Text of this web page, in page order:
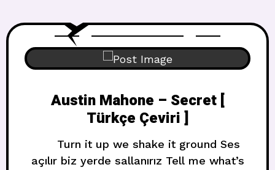
televizyon şovlarında ün kazandığını
söylüyor.Filmler ve şovlarda
Austin Mahone – Secret [
Türkçe Çeviri ]
Turn it up we shake it ground Ses
açılır biz yerde sallanırız Tell me what’s